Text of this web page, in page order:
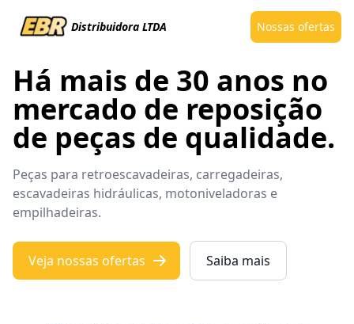
Distribuidora LTDA Nossas ofertas
Há mais de 30 anos no
mercado de reposição
de peças de qualidade.
Peças para retroescavadeiras, carregadeiras,
escavadeiras hidráulicas, motoniveladoras e
empilhadeiras.
Veja nossas ofertas Saiba mais